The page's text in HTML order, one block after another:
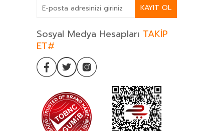
KAYIT OL
Sosyal Medya Hesapları TAKİP
ET#